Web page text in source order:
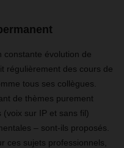
constante évolution de
régulièrement des cours de
tous ses collègues.
de thèmes purement
(voix sur IP et sans fil)
– sont-ils proposés.
ces sujets professionnels,